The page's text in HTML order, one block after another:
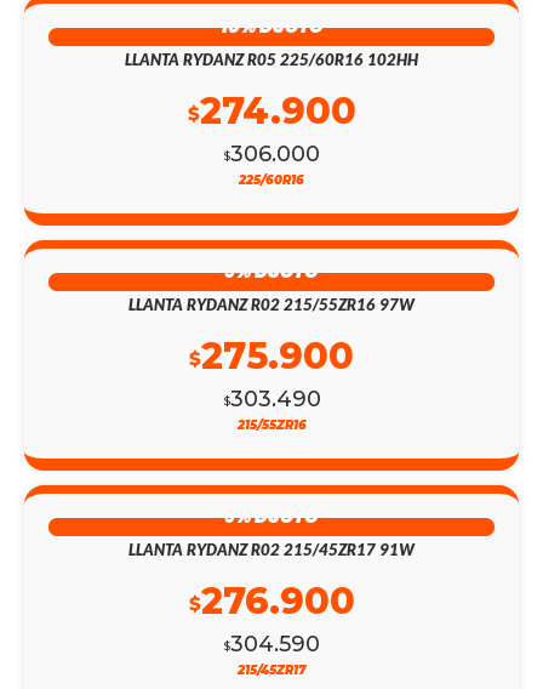
10% DSCTO
LLANTA RYDANZ R05 225/60R16 102HH
$306.000
$274.900
225/60R16
9% DSCTO
LLANTA RYDANZ R02 215/55ZR16 97W
$303.490
$275.900
215/55ZR16
9% DSCTO
LLANTA RYDANZ R02 215/45ZR17 91W
$304.590
$276.900
215/45ZR17